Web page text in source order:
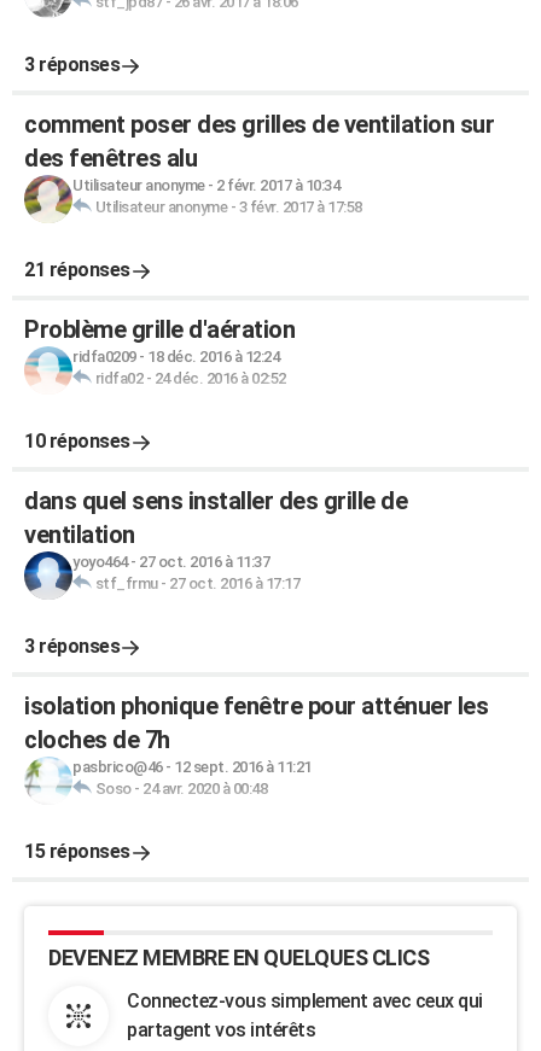
3 réponses
comment poser des grilles de ventilation sur
des fenêtres alu
Utilisateur anonyme- 2 févr. 2017 à 10:34
Utilisateur anonyme- 3 févr. 2017 à 17:58
21 réponses
Problème grille d'aération
ridfa0209- 18 déc. 2016 à 12:24
ridfa02- 24 déc. 2016 à 02:52
10 réponses
dans quel sens installer des grille de
ventilation
yoyo464- 27 oct. 2016 à 11:37
stf_frmu- 27 oct. 2016 à 17:17
3 réponses
isolation phonique fenêtre pour atténuer les
cloches de 7h
pasbrico@46- 12 sept. 2016 à 11:21
Soso- 24 avr. 2020 à 00:48
15 réponses
DEVENEZ MEMBRE EN QUELQUES CLICS
Connectez-vous simplement avec ceux qui
partagent vos intérêts